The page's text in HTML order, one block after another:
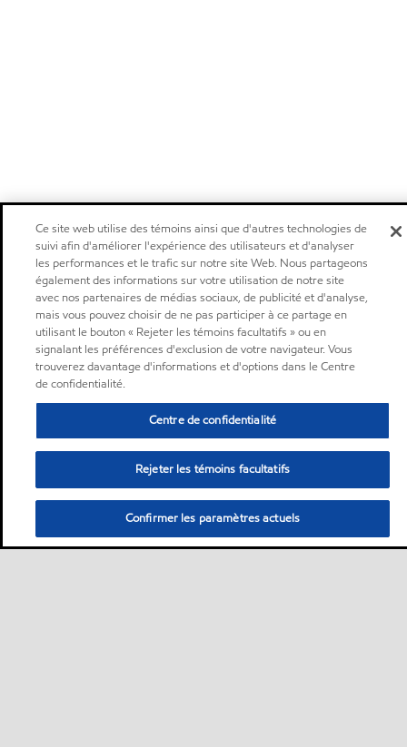
Ce site web utilise des témoins ainsi que d'autres technologies de
suivi afin d'améliorer l'expérience des utilisateurs et d'analyser
les performances et le trafic sur notre site Web. Nous partageons
également des informations sur votre utilisation de notre site
avec nos partenaires de médias sociaux, de publicité et d'analyse,
mais vous pouvez choisir de ne pas participer à ce partage en
utilisant le bouton « Rejeter les témoins facultatifs » ou en
signalant les préférences d'exclusion de votre navigateur. Vous
trouverez davantage d'informations et d'options dans le Centre
de confidentialité.
Centre de confidentialité
Rejeter les témoins facultatifs
Confirmer les paramètres actuels